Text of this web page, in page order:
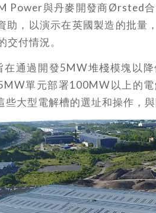
Power與丹麥開發商Ørsted合
助，以演示在英國製造的批量
交付情況。
在通過開發5MW堆棧模塊以
單元部署100MW以上的
些大型電解槽的選址和操作，